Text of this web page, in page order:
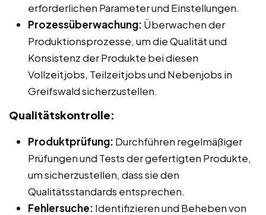
erforderlichen Parameter und Einstellungen.
Prozessüberwachung: Überwachen der
Produktionsprozesse, um die Qualität und
Konsistenz der Produkte bei diesen
Vollzeitjobs, Teilzeitjobs und Nebenjobs in
Greifswald sicherzustellen.
Qualitätskontrolle:
Produktprüfung: Durchführen regelmäßiger
Prüfungen und Tests der gefertigten Produkte,
um sicherzustellen, dass sie den
Qualitätsstandards entsprechen.
Fehlersuche: Identifizieren und Beheben von